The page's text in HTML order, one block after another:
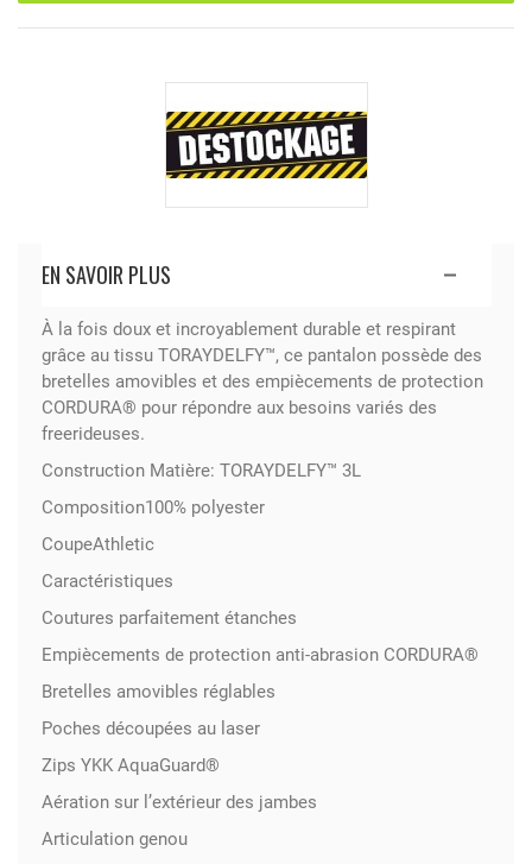
EN SAVOIR PLUS
À la fois doux et incroyablement durable et respirant
grâce au tissu TORAYDELFY™, ce pantalon possède des
bretelles amovibles et des empiècements de protection
CORDURA® pour répondre aux besoins variés des
freerideuses.
Construction Matière: TORAYDELFY™ 3L
Composition100% polyester
CoupeAthletic
Caractéristiques
Coutures parfaitement étanches
Empiècements de protection anti-abrasion CORDURA®
Bretelles amovibles réglables
Poches découpées au laser
Zips YKK AquaGuard®
Aération sur l’extérieur des jambes
Articulation genou